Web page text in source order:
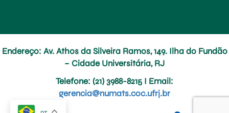
Endereço: Av. Athos da Silveira Ramos, 149. Ilha do Fundão
– Cidade Universitária, RJ
Telefone: (21) 3988-8215 I Email:
gerencia@numats.coc.ufrj.br